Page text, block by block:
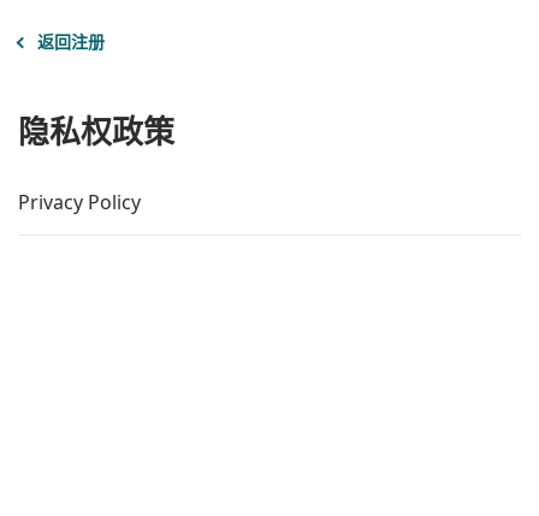
返回注册
隐私权政策
Privacy Policy